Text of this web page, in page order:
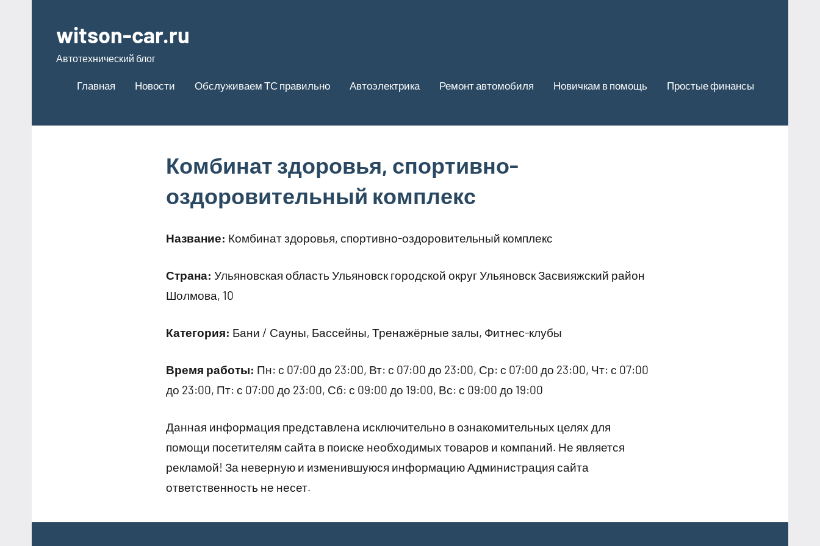
содержимому
witson-car.ru
Автотехнический блог
Главная Новости Обслуживаем ТС правильно Автоэлектрика Ремонт автомобиля Новичкам в помощь Простые финансы
Комбинат здоровья, спортивно-
оздоровительный комплекс
Название: Комбинат здоровья, спортивно-оздоровительный комплекс
Страна: Ульяновская область Ульяновск городской округ Ульяновск Засвияжский район
Шолмова, 10
Категория: Бани / Сауны, Бассейны, Тренажёрные залы, Фитнес-клубы
Время работы: Пн: с 07:00 до 23:00, Вт: с 07:00 до 23:00, Ср: с 07:00 до 23:00, Чт: с 07:00
до 23:00, Пт: с 07:00 до 23:00, Сб: с 09:00 до 19:00, Вс: с 09:00 до 19:00
Данная информация представлена исключительно в ознакомительных целях для
помощи посетителям сайта в поиске необходимых товаров и компаний. Не является
рекламой! За неверную и изменившуюся информацию Администрация сайта
ответственность не несет.